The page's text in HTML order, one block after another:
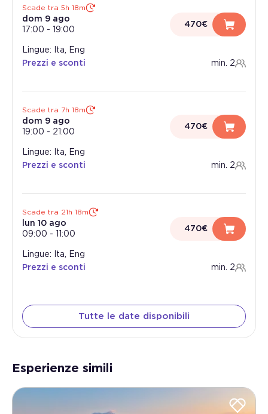
Scade tra 5h 18m
dom 9 ago
17:00 - 19:00
470€
Lingue: Ita, Eng
Prezzi e sconti
min. 2
Scade tra 7h 18m
dom 9 ago
19:00 - 21:00
470€
Lingue: Ita, Eng
Prezzi e sconti
min. 2
Scade tra 21h 18m
lun 10 ago
09:00 - 11:00
470€
Lingue: Ita, Eng
Prezzi e sconti
min. 2
Tutte le date disponibili
Esperienze simili